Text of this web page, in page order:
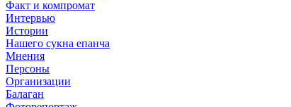
Факт и компромат
Интервью
Истории
Нашего сукна епанча
Мнения
Персоны
Организации
Балаган